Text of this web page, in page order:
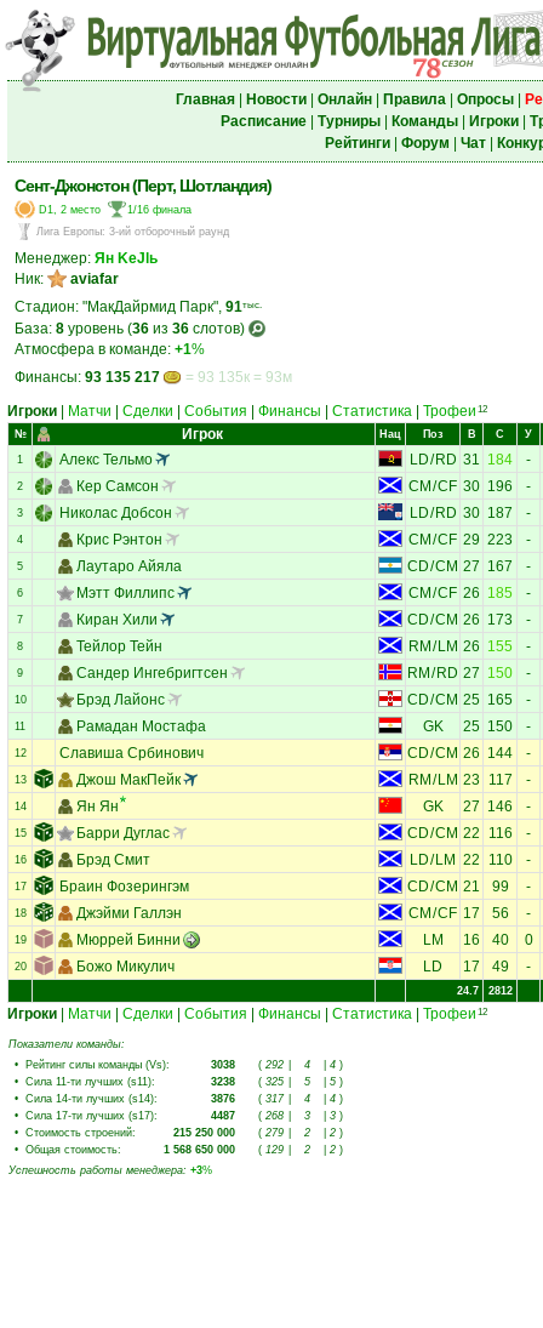
Главная| Новости| Онлайн| Правила| Опросы|
Расписание| Турниры| Команды| Игроки|
Рейтинги| Форум Чат|
Сент-Джонстон (Перт, Шотландия)
D1, 2 место
1/16 финала
Лига Европы: 3-ий отборочный раунд
Менеджер: Ян KеJlь
Ник:
aviafar
Стадион: "МакДайрмид Парк", 91тыс.
База: 8 уровень (36 из 36 слотов)
Атмосфера в команде: +1%
Финансы: 93 135 217
= 93 135к = 93м
Игроки
Матчи Сделки События Финансы Статистика Трофеи 12
№ Игрок Нац Поз В С У
1 Алекс Тельмо LD/RD 31 184 -
2 Кер Самсон CM /CF 30 196 -
3 Николас Добсон LD/RD 30 187 -
4 Крис Рэнтон CM /CF 29 223 -
5 Лаутаро Айяла CD/CM 27 167 -
6 Мэтт Филлипс CM /CF 26 185 -
7 Киран Хили CD/CM 26 173 -
8 Тейлор Тейн RM /LM 26 155 -
9 Сандер Ингебригтсен RM / RD 27 150 -
10 Брэд Лайонс CD/CM 25 165 -
11 Рамадан Мостафа GK 25 150 -
12 Славиша Србинович CD/CM 26 144 -
13 Джош МакПейк RM /LM 23 117 -
14 Ян Ян GK 27 146 -
15 Барри Дуглас CD/CM 22 116 -
16 Брэд Смит LD/ LM 22 110 -
17 Браин Фозерингэм CD/CM 21 99 -
18 Джэйми Галлэн CM /CF 17 56 -
19 Мюррей Бинни LM 16 40 0
20 Божо Микулич LD 17 49 -
24.7 2812
Игроки Матчи Сделки События Финансы Статистика Трофеи 12
Показатели команды:
• Рейтинг силы команды (Vs): 3038 ( 292 4 4 )
• Сила 11-ти лучших (s11): 3238 ( 325 5 5 )
• Сила 14-ти лучших (s14): 3876 ( 317 4 4 )
• Сила 17-ти лучших (s17): 4487 ( 268 3 3 )
• Стоимость строений: 215 250 000 ( 279 2 2 )
• Общая стоимость: 1 568 650 000 ( 129 2 2 )
Успешность работы менеджера: +3%